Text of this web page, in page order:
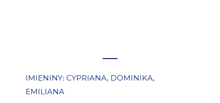
IMIENINY: CYPRIANA, DOMINIKA,
EMILIANA